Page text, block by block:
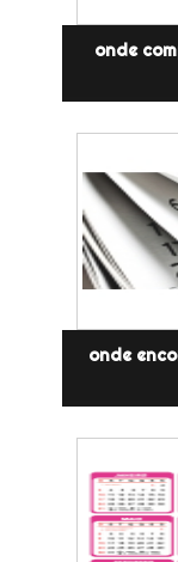
onde
onde